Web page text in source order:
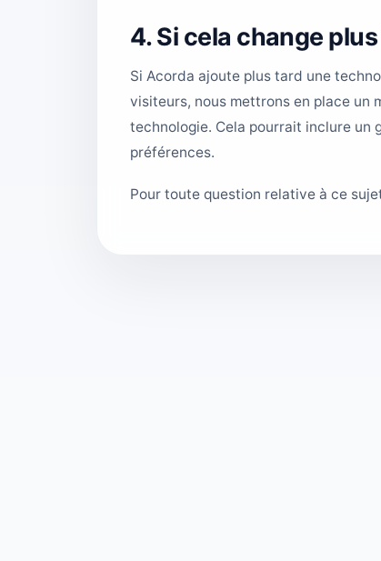
4. Si cela change
Si Acorda ajoute plus tard une
visiteurs, nous mettrons en place
technologie. Cela pourrait inclure un
préférences.
Pour toute question relative à ce